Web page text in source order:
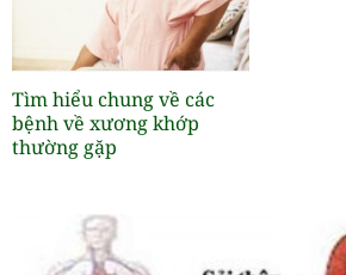
Tìm hiểu chung về các
bệnh về xương khớp
thường gặp